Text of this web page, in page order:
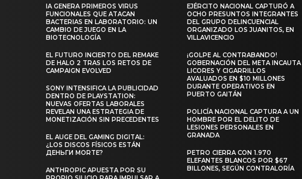
IA GENERA PRIMEROS VIRUS
FUNCIONALES QUE ATACAN
BACTERIAS EN LABORATORIO: UN
CAMBIO DE JUEGO EN LA
BIOTECNOLOGÍA
EL FUTURO INCIERTO DEL REMAKE
DE HALO 2 TRAS LOS RETOS DE
CAMPAIGN EVOLVED
SONY INTENSIFICA LA PUBLICIDAD
DENTRO DE PLAYSTATION:
NUEVAS OFERTAS LABORALES
REVELAN UNA ESTRATEGIA DE
MONETIZACIÓN SIN PRECEDENTES
EL AUGE DEL GAMING DIGITAL:
¿LOS DISCOS FÍSICOS ESTÁN
ДЕНЬГИ MORTE?
ANTHROPIC APUESTA POR SU
EJÉRCITO NACIONAL CAPTURÓ A
OCHO PRESUNTOS INTEGRANTES
DEL GRUPO DELINCUENCIAL
ORGANIZADO LOS JUANITOS, EN
VILLAVICENCIO
¡GOLPE AL CONTRABANDO!
GOBERNACIÓN DEL META INCAUTA
LICORES Y CIGARRILLOS
AVALUADOS EN $10 MILLONES
DURANTE OPERATIVOS EN
PUERTO GAITÁN
POLICÍA NACIONAL CAPTURA A UN
HOMBRE POR EL DELITO DE
LESIONES PERSONALES EN
GRANADA
PETRO CIERRA CON 1.970
ELEFANTES BLANCOS POR $67
BILLONES, SEGÚN CONTRALORÍA